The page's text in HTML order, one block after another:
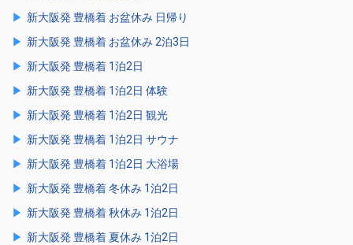
新大阪発 豊橋着 お盆休み 日帰り
新大阪発 豊橋着 お盆休み 2泊3日
新大阪発 豊橋着 1泊2日
新大阪発 豊橋着 1泊2日 体験
新大阪発 豊橋着 1泊2日 観光
新大阪発 豊橋着 1泊2日 サウナ
新大阪発 豊橋着 1泊2日 大浴場
新大阪発 豊橋着 冬休み 1泊2日
新大阪発 豊橋着 秋休み 1泊2日
新大阪発 豊橋着 夏休み 1泊2日